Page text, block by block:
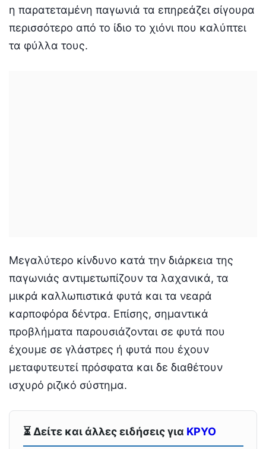
η παρατεταμένη παγωνιά τα επηρεάζει σίγουρα
περισσότερο από το ίδιο το χιόνι που καλύπτει
τα φύλλα τους.
Μεγαλύτερο κίνδυνο κατά την διάρκεια της
παγωνιάς αντιμετωπίζουν τα λαχανικά, τα
μικρά καλλωπιστικά φυτά και τα νεαρά
καρποφόρα δέντρα. Επίσης, σημαντικά
προβλήματα παρουσιάζονται σε φυτά που
έχουμε σε γλάστρες ή φυτά που έχουν
μεταφυτευτεί πρόσφατα και δε διαθέτουν
ισχυρό ριζικό σύστημα.
⏳ Δείτε και άλλες ειδήσεις για ΚΡΥΟ